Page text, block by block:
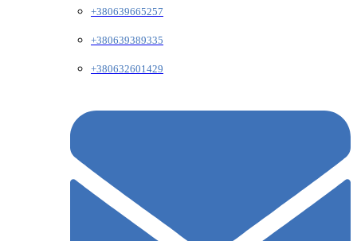
+380639665257
+380639389335
+380632601429